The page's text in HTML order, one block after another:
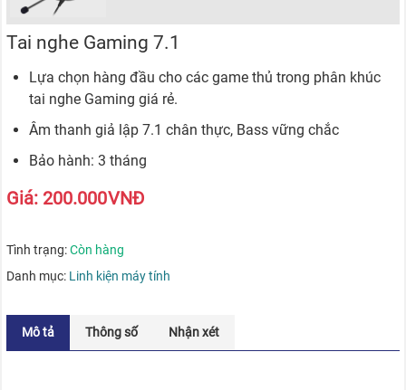
Tai nghe Gaming 7.1
Lựa chọn hàng đầu cho các game thủ trong phân khúc
tai nghe Gaming giá rẻ.
Âm thanh giả lập 7.1 chân thực, Bass vững chắc
Bảo hành: 3 tháng
Giá: 200.000VNĐ
Tình trạng:Còn hàng
Danh mục: Linh kiện máy tính
Mô tả Thông số Nhận xét